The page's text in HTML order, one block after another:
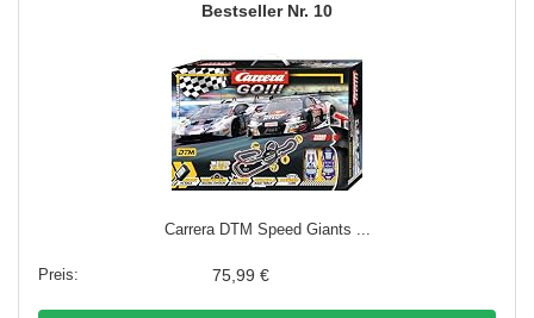
10
Carrera DTM Speed Giants ...
75,99 €